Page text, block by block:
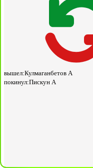
вышел:Кулмаганбетов А
покинул:Пискун А